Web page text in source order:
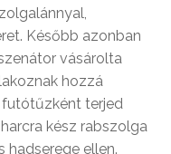
Később azonban
vásárolta
hozzá
futótűzként terjed
kész rabszolga
hadserege ellen.